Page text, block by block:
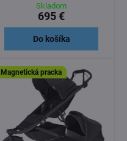
Skladom
695 €
Do košíka
Magnetická pracka